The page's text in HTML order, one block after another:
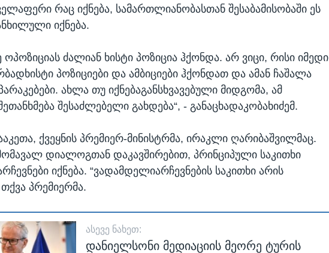
რაც იქნება, სამართლიანობასთან შესაბამისობაში ეს
იქნება.
ძალიან ხისტი პოზიცია ჰქონდა. არ ვიცი, რისი იმედი
პოზიციები და ამბიციები ჰქონდათ და ამან ჩაშალა
ახლა თუ იქნებაგანსხვავებული მიდგომა, ამ
შესაძლებელი გახდება“, - განაცხადაკობახიძემ.
ქვეყნის პრემიერ-მინისტრმა, ირაკლი ღარიბაშვილმაც.
დიალოგთან დაკავშირებით, პრინციპული საკითხი
იქნება. “ვადამდელიარჩევნების საკითხი არის
პრემიერმა.
ᲐᲡᲔᲕᲔ ᲜᲐᲮᲔᲗ:
დანიელსონი მედიაციის მეორე ტურის